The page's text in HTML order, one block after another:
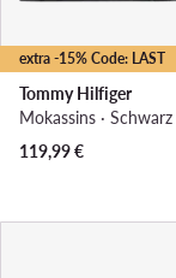
extra -15% Code: LAST
Tommy Hilfiger
Mokassins · Schwarz
119,99€